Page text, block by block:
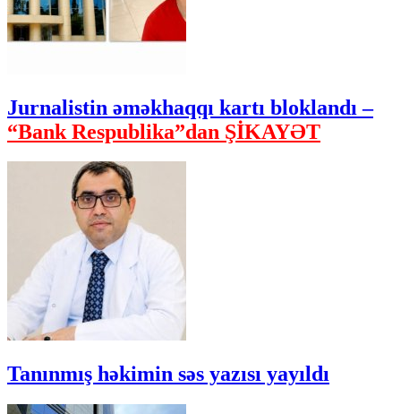
Jurnalistin əməkhaqqı kartı bloklandı –
“Bank Respublika”dan ŞİKAYƏT
Tanınmış həkimin səs yazısı yayıldı